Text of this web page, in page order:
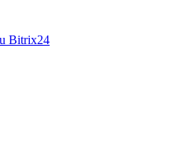
Bitrix24